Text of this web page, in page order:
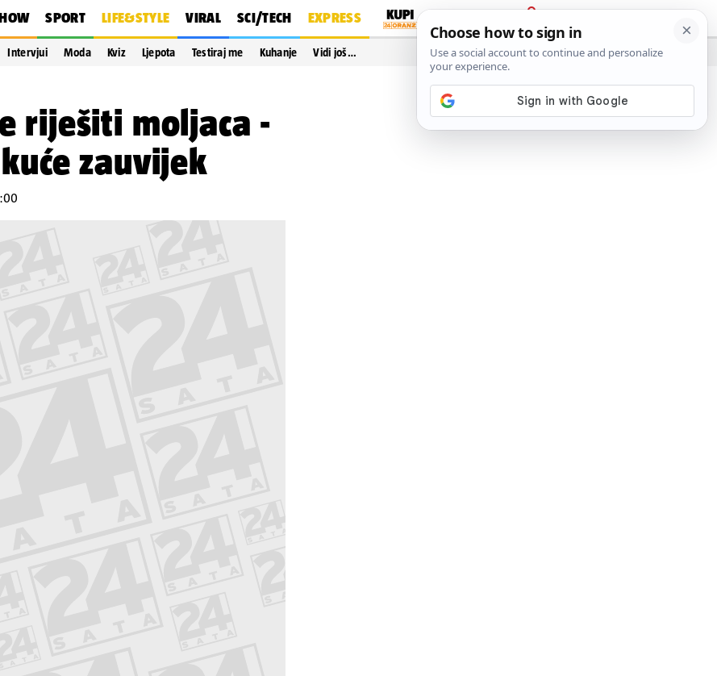
SPORT LIFE&STYLE VIRAL SCI/TECH EXPRESS
PRIJAVA
Intervjui Moda Kviz Ljepota Testiraj me Kuhanje Vidi još…
riješiti moljaca -
zauvijek